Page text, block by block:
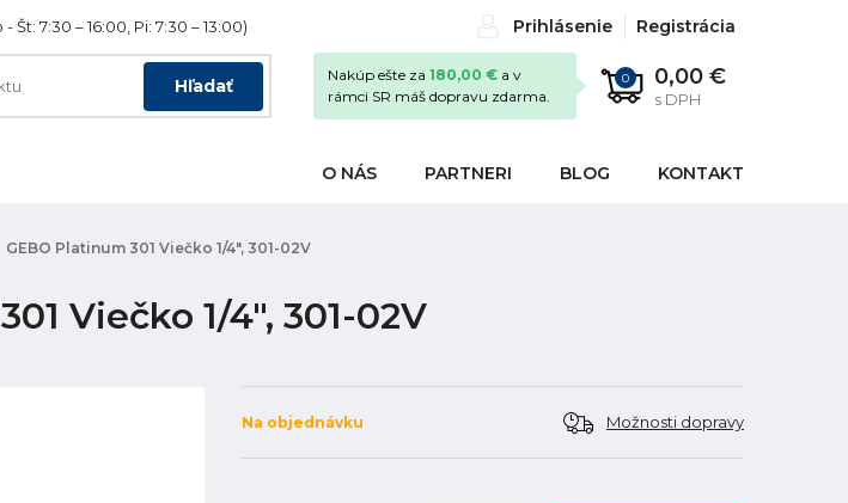
- Št: 7:30 – 16:00, Pi: 7:30 – 13:00) Prihlásenie Registrácia
Hľadať 0 0,00 €
s DPH
Nakúp ešte za 180,00 € a v
rámci SR máš dopravu zdarma.
O NÁS PARTNERI BLOG KONTAKT
GEBO Platinum 301 Viečko 1/4", 301-02V
Viečko 1/4", 301-02V
Na objednávku Možnosti dopravy